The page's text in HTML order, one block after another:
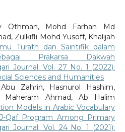
Othman, Mohd Farhan Md
Zulkifli Mohd Yusoff, Khalijah
Turath dan Saintifik dalam
Prakarsa Dakwah
Journal: Vol. 27 No. 1 (2022):
Sciences and Humanities
Zahrin, Hasnurol Hashim,
Maheram Ahmad, Ab Halim
Models in Arabic Vocabulary
Qaf Program Among Primary
Journal: Vol. 24 No. 1 (2021):